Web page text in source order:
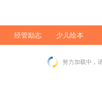
经管励志 少儿绘本
努力加载中，